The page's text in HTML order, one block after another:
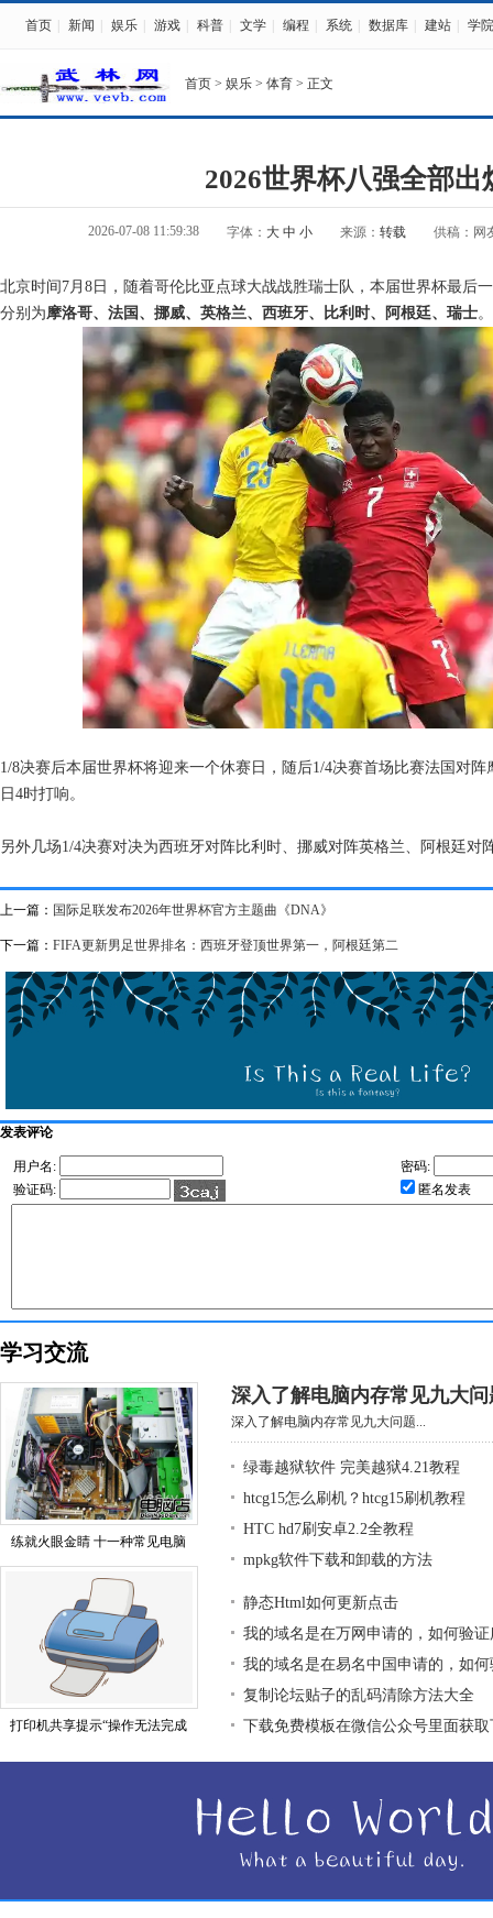
首页 新闻 娱乐 游戏 科普 文学 编程 系统 数据库 建站 学院
首页 > 娱乐 > 体育 > 正文
2026世界杯八强全部出
2026-07-08 11:59:38 字体： 大 中 小 来源： 转载 供稿：网
北京时间7月8日，随着哥伦比亚点球大战战胜瑞士队，本届世界杯最后
分别为摩洛哥、法国、挪威、英格兰、西班牙、比利时、阿根廷、瑞士。
1/8决赛后本届世界杯将迎来一个休赛日，随后1/4决赛首场比赛法国对
日4时打响。
另外几场1/4决赛对决为西班牙对阵比利时、挪威对阵英格兰、阿根廷对
上一篇： 国际足联发布2026年世界杯官方主题曲《DNA》
下一篇： FIFA更新男足世界排名：西班牙登顶世界第一，阿根廷第二
发表评论
用户名:
密码:
验证码:
匿名发表
学习交流
练就火眼金睛 十一种常见电脑
打印机共享提示“操作无法完成
深入了解电脑内存常见九大问
深入了解电脑内存常见九大问题...
绿毒越狱软件 完美越狱4.21教程
htcg15怎么刷机？htcg15刷机教程
HTC hd7刷安卓2.2全教程
mpkg软件下载和卸载的方法
静态Html如何更新点击
我的域名是在万网申请的，如何验
我的域名是在易名中国申请的，如
复制论坛贴子的乱码清除方法大全
下载免费模板在微信公众号里面获